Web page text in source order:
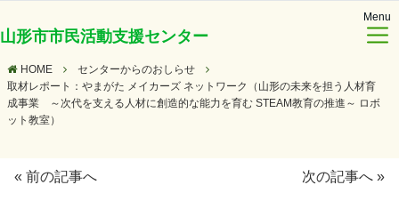
山形市市民活動支援センター
Menu
HOME
センターからのおしらせ
取材レポート：やまがた メイカーズ ネットワーク（山形の未来を担う人材育
成事業 ～次代を支える人材に創造的な能力を育む STEAM教育の推進～ ロボ
ット教室）
« 前の記事へ 次の記事へ »